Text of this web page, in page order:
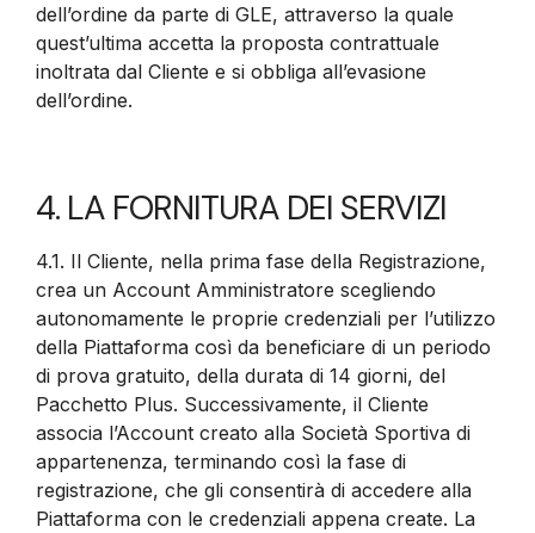
dell’ordine da parte di GLE, attraverso la quale
quest’ultima accetta la proposta contrattuale
inoltrata dal Cliente e si obbliga all’evasione
dell’ordine.
4. LA FORNITURA DEI SERVIZI
4.1. Il Cliente, nella prima fase della Registrazione,
crea un Account Amministratore scegliendo
autonomamente le proprie credenziali per l’utilizzo
della Piattaforma così da beneficiare di un periodo
di prova gratuito, della durata di 14 giorni, del
Pacchetto Plus. Successivamente, il Cliente
associa l’Account creato alla Società Sportiva di
appartenenza, terminando così la fase di
registrazione, che gli consentirà di accedere alla
Piattaforma con le credenziali appena create. La